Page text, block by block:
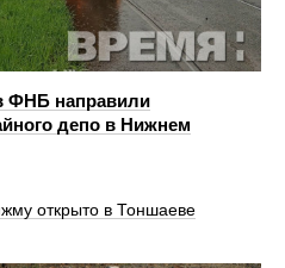
ФНБ направили
депо в Нижнем
открыто в Тоншаеве